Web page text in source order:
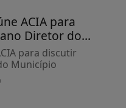
ACIA para
Diretor do...
para discutir
Município